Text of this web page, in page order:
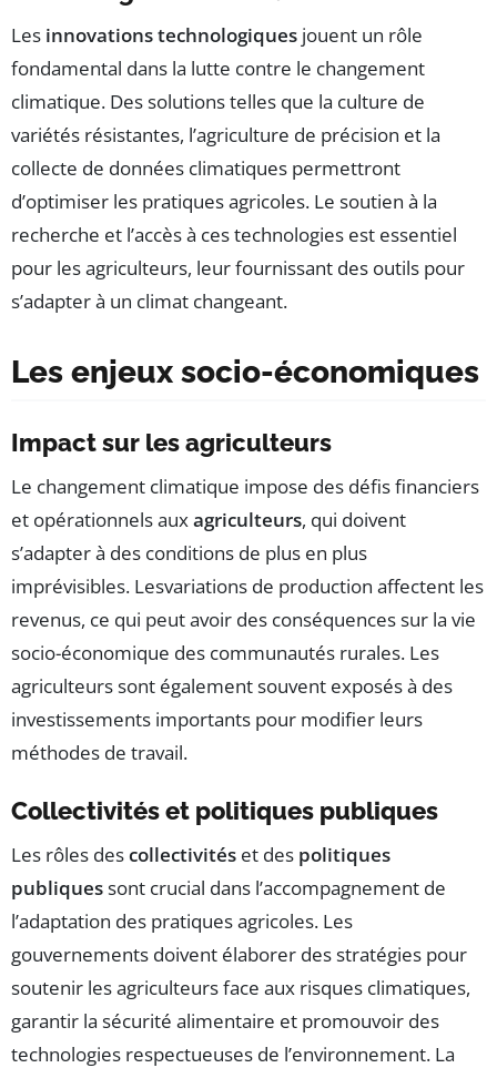
Les innovations technologiques jouent un rôle
fondamental dans la lutte contre le changement
climatique. Des solutions telles que la culture de
variétés résistantes, l’agriculture de précision et la
collecte de données climatiques permettront
d’optimiser les pratiques agricoles. Le soutien à la
recherche et l’accès à ces technologies est essentiel
pour les agriculteurs, leur fournissant des outils pour
s’adapter à un climat changeant.
Les enjeux socio-économiques
Impact sur les agriculteurs
Le changement climatique impose des défis financiers
et opérationnels auxagriculteurs, qui doivent
s’adapter à des conditions de plus en plus
imprévisibles. Lesvariations de production affectent les
revenus, ce qui peut avoir des conséquences sur la vie
socio-économique des communautés rurales. Les
agriculteurs sont également souvent exposés à des
investissements importants pour modifier leurs
méthodes de travail.
Collectivités et politiques publiques
Les rôles descollectivités et des politiques
publiquessont crucial dans l’accompagnement de
l’adaptation des pratiques agricoles. Les
gouvernements doivent élaborer des stratégies pour
soutenir les agriculteurs face aux risques climatiques,
garantir la sécurité alimentaire et promouvoir des
technologies respectueuses de l’environnement. La